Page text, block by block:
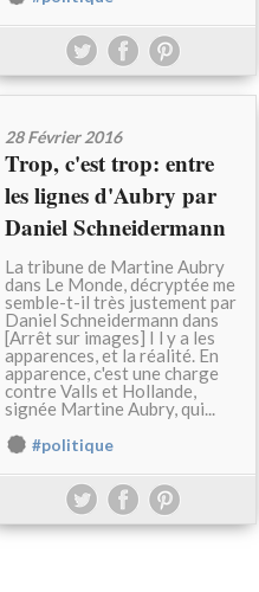
28 Février 2016
Trop, c'est trop: entre
les lignes d'Aubry par
Daniel Schneidermann
La tribune de Martine Aubry
dans Le Monde, décryptée me
semble-t-il très justement par
Daniel Schneidermann dans
[Arrêt sur images] I l y a les
apparences, et la réalité. En
apparence, c'est une charge
contre Valls et Hollande,
signée Martine Aubry, qui...
#politique